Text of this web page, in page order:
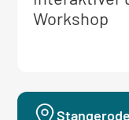
zum
Workshop
Stangerode